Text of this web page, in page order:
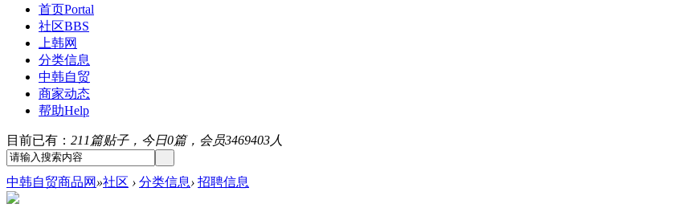
首页Portal
社区BBS
上韩网
分类信息
中韩自贸
商家动态
帮助Help
目前已有： 211篇贴子，今日0篇，会员3469403人
中韩自贸商品网 »社区 › 分类信息› 招聘信息